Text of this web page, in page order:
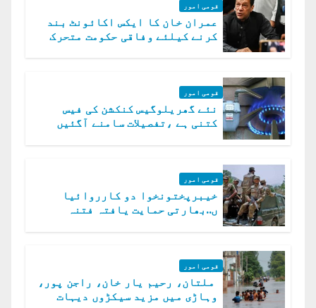
قومی امور
عمران خان کا ایکس اکائونٹ بند
کرنے کیلئے وفاقی حکومت متحرک
قومی امور
نئے گھریلوگیس کنکشن کی فیس
کتنی ہے ،تفصیلات سامنے آگئیں
قومی امور
خیبرپختونخوا دو کارروائیا
ں..بھارتی حمایت یافتہ فتنہ
قومی امور
ملتان، رحیم یار خان، راجن پور،
وہاڑی میں مزید سیکڑوں دیہات